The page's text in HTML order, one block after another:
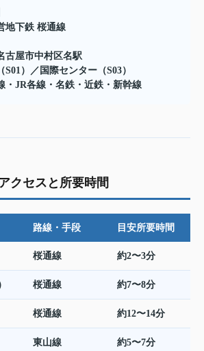
地下鉄 桜通線
古屋市中村区名駅
）／国際センター（S03）
・JR各線・名鉄・近鉄・新幹線
クセスと所要時間
路線・手段 目安所要時間
桜通線 約2〜3分
桜通線 約7〜8分
桜通線 約12〜14分
東山線 約5〜7分